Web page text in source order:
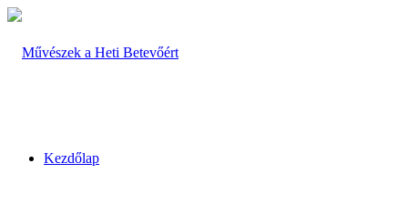
Kezdőlap